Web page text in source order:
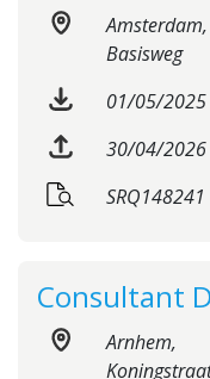
Amsterdam,
Basisweg
01/05/2025
30/04/2026
SRQ148241
Consultant D
Arnhem,